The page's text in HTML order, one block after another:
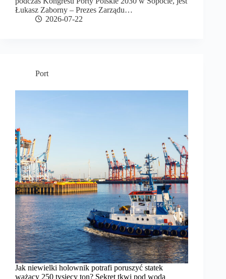
Łukasz Zaborny – Prezes Zarządu…
2026-07-22
Port
Jak niewielki holownik potrafi poruszyć statek
ważący 250 tysięcy ton? Sekret tkwi pod wodą